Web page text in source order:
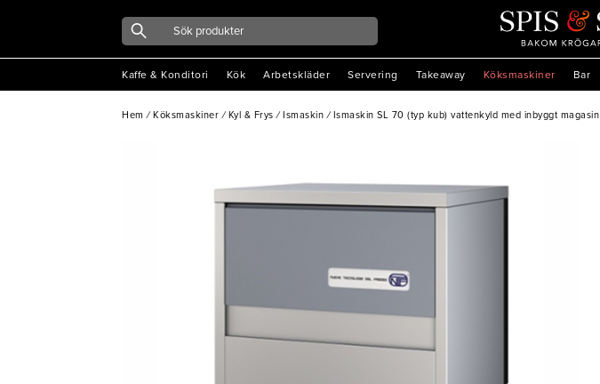
Kaffe & Konditori Kök Arbetskläder Servering Takeaway Köksmaskiner Bar
Hem / Köksmaskiner / Kyl & Frys / Ismaskin / Ismaskin SL 70 (typ kub) vattenkyld med inbyggt